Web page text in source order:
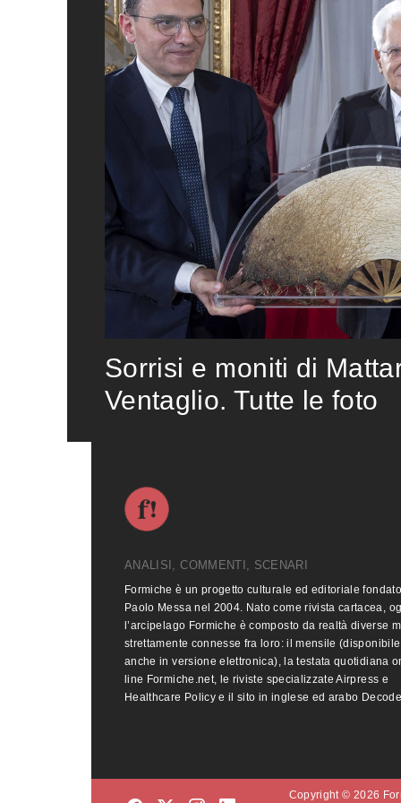
Sorrisi e moniti di
Ventaglio. Tutte le foto
ANALISI, COMMENTI, SCENARI
Formiche è un progetto culturale ed editoriale
Paolo Messa nel 2004. Nato come rivista cartacea,
l’arcipelago Formiche è composto da realtà diverse
strettamente connesse fra loro: il mensile (disponibile
anche in versione elettronica), la testata quotidiana
line Formiche.net, le riviste specializzate Airpress e
Healthcare Policy e il sito in inglese ed arabo
Copyright © 2026